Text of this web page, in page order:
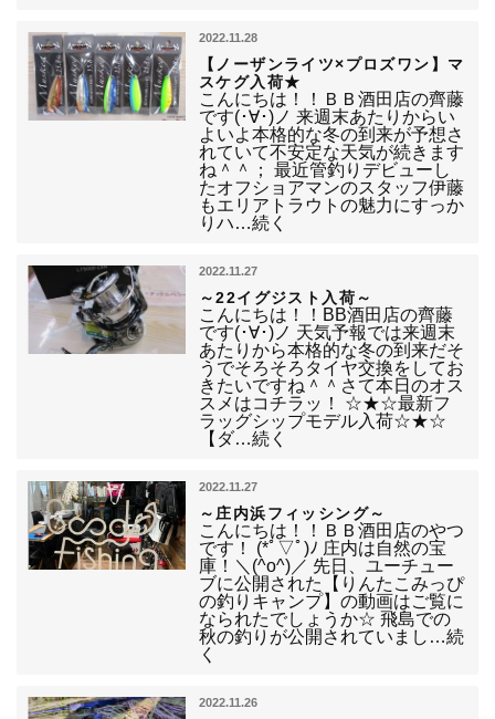
2022.11.28
【ノーザンライツ×プロズワン】マ
スケグ入荷★
こんにちは！！ＢＢ酒田店の齊藤
です(･∀･)ノ 来週末あたりからい
よいよ本格的な冬の到来が予想さ
れていて不安定な天気が続きます
ね＾＾； 最近管釣りデビューし
たオフショアマンのスタッフ伊藤
もエリアトラウトの魅力にすっか
りハ…続く
2022.11.27
～22イグジスト入荷～
こんにちは！！BB酒田店の齊藤
です(･∀･)ノ 天気予報では来週末
あたりから本格的な冬の到来だそ
うでそろそろタイヤ交換をしてお
きたいですね＾＾さて本日のオス
スメはコチラッ！ ☆★☆最新フ
ラッグシップモデル入荷☆★☆
【ダ…続く
2022.11.27
～庄内浜フィッシング～
こんにちは！！ＢＢ酒田店のやつ
です！ (*ﾟ▽ﾟ)ﾉ 庄内は自然の宝
庫！＼(^o^)／ 先日、ユーチュー
ブに公開された【りんたこみっぴ
の釣りキャンプ】の動画はご覧に
なられたでしょうか☆ 飛島での
秋の釣りが公開されていまし…続
く
2022.11.26